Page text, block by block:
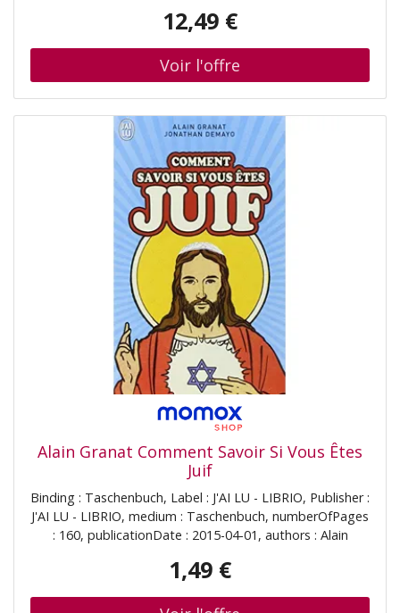
authors : Bénédicte Lucereau, Cédric Burgun, ISBN :
12,49 €
Alain Granat Comment Savoir Si Vous Êtes
Juif
Binding : Taschenbuch, Label : J'AI LU - LIBRIO, Publisher :
J'AI LU - LIBRIO, medium : Taschenbuch, numberOfPages
: 160, publicationDate : 2015-04-01, authors : Alain
2290071919
1,49 €